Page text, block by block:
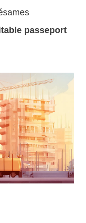
passeport